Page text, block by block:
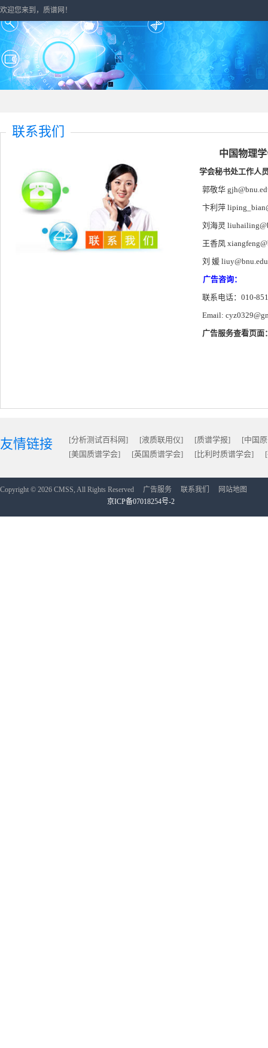
欢迎您来到，质谱网！
联系我们
中国物理
学会秘书处工作人
郭敬华
卞利萍
刘海灵
王香凤
刘 媛
广告咨询：
联系电话：010-
Email:
广告服务查看页面
友情链接 [分析测试百科网] [液质联用仪] [质谱学报]
[中国
[美国质谱学会]
[英国质谱学会] [比利时质谱学会]
Copyright © 2026 CMSS, All Rights Reserved 广告服务 联系我们
网站地图
京ICP备07018254号-2